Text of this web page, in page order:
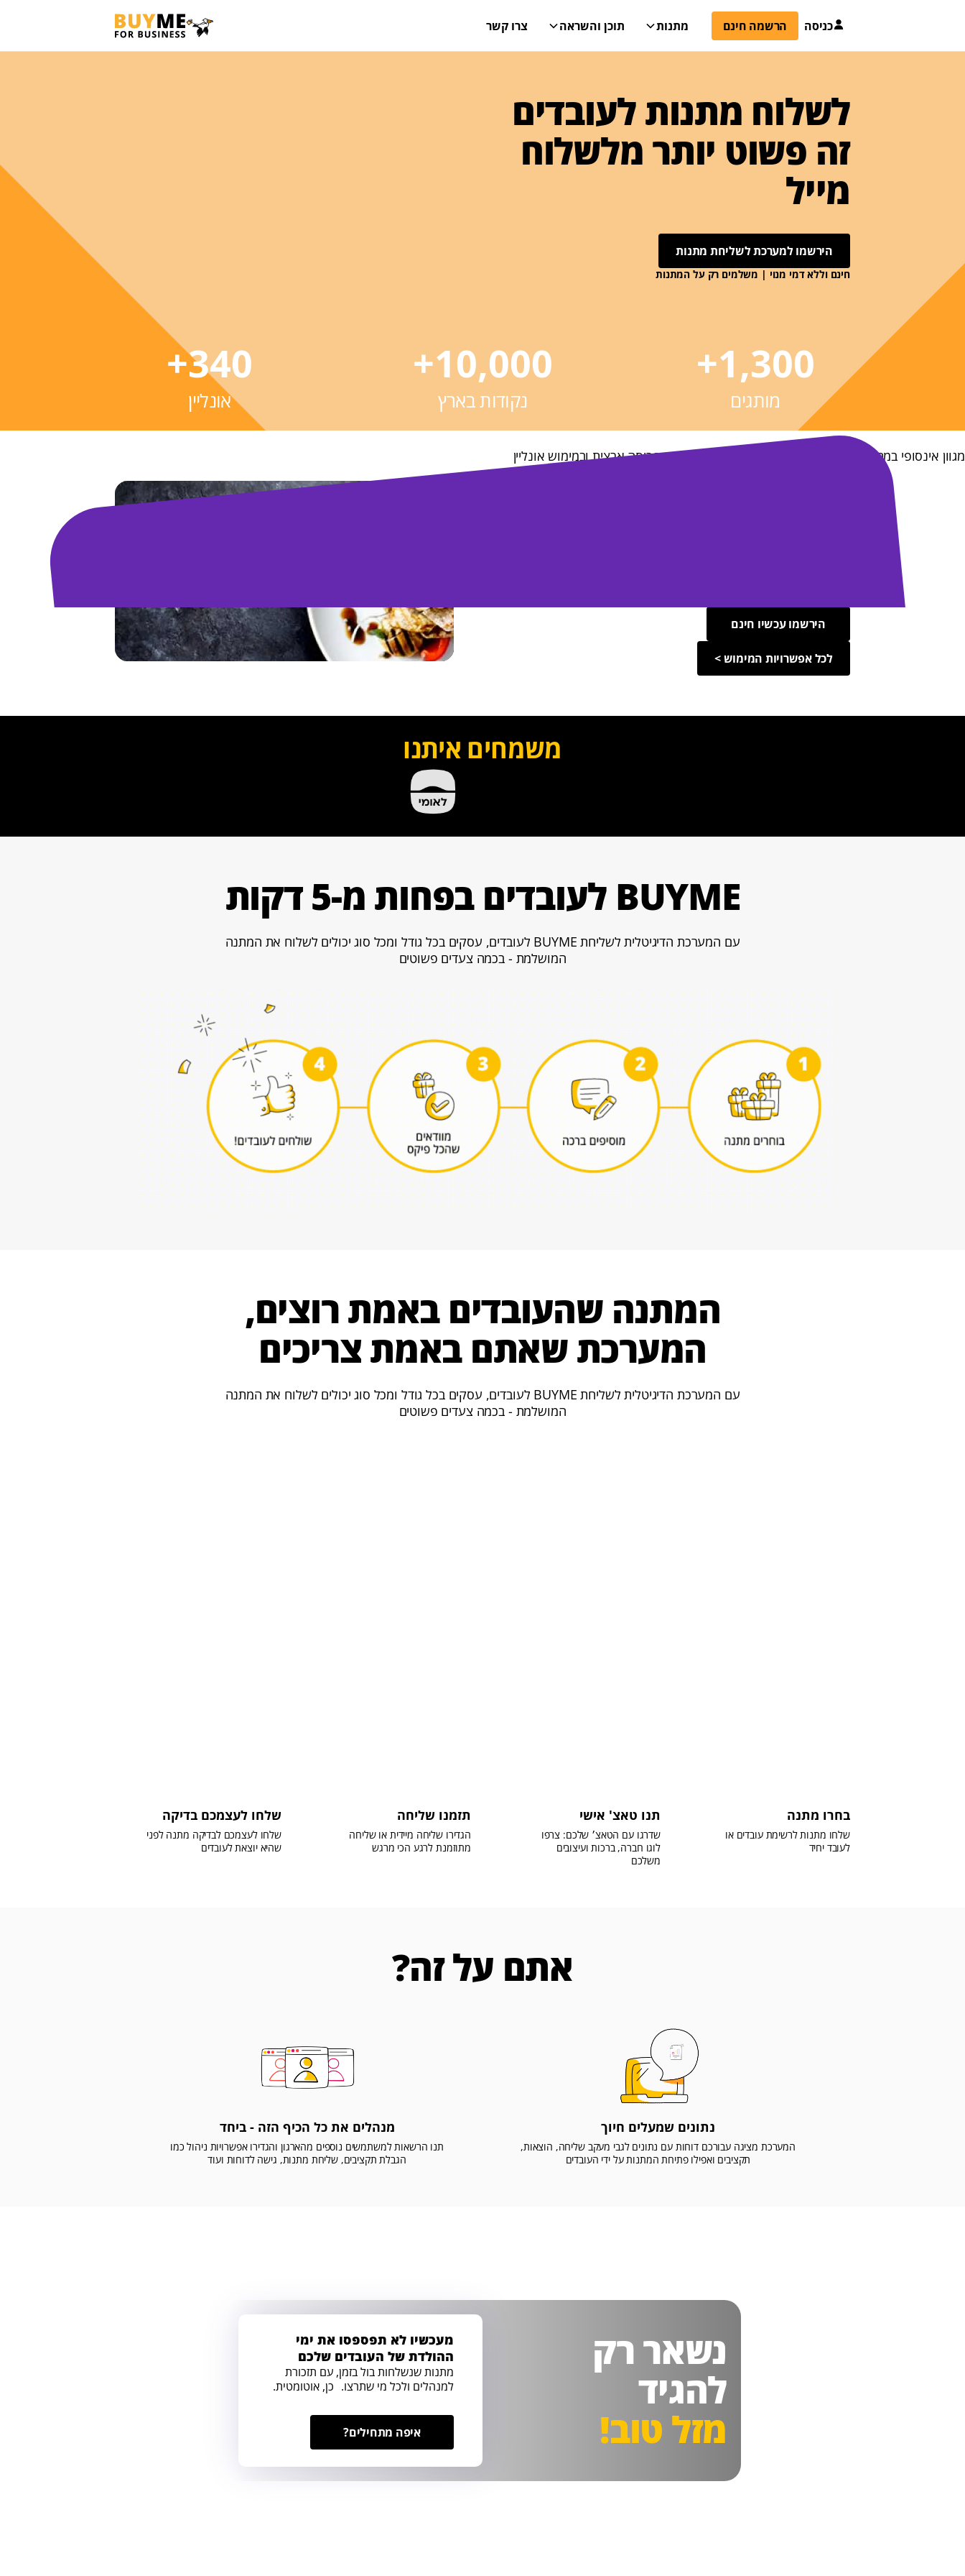
צרו קשר תוכן והשראה מתנות הרשמה חינם כניסה
לשלוח מתנות לעובדים
זה פשוט יותר מלשלוח
מייל
הירשמו למערכת לשליחת מתנות
חינם וללא דמי מנוי | משלמים רק על המתנות
1,300
+
מותגים
10,000
+
נקודות בארץ
340
+
אונליין
מגוון אינסופי במתנה אחת - חוויות, סדנאות, שופינג ותרבות בפריסה ארצית ובמימוש אונליין
הירשמו עכשיו חינם
לכל אפשרויות המימוש >
משמחים איתנו
BUYME לעובדים בפחות מ-5 דקות
עם המערכת הדיגיטלית לשליחת BUYME לעובדים, עסקים בכל גודל ומכל סוג יכולים לשלוח את המתנה
המושלמת - בכמה צעדים פשוטים
המתנה שהעובדים באמת רוצים,
המערכת שאתם באמת צריכים
עם המערכת הדיגיטלית לשליחת BUYME לעובדים, עסקים בכל גודל ומכל סוג יכולים לשלוח את המתנה
המושלמת - בכמה צעדים פשוטים
בחרו מתנה
שלחו מתנות לרשימת עובדים או
לעובד יחיד
תנו טאצ' אישי
שדרגו עם הטאצ׳ שלכם: צרפו
לוגו חברה, ברכות ועיצובים
משלכם
תזמנו שליחה
הגדירו שליחה מיידית או שליחה
מתוזמנת לרגע הכי מרגש
שלחו לעצמכם בדיקה
שלחו לעצמכם לבדיקה מתנה לפני
שהיא יוצאת לעובדים
אתם על זה?
נתונים שמעלים חיוך
המערכת מציגה עבורכם דוחות עם נתונים לגבי מעקב שליחה, הוצאות,
תקציבים ואפילו פתיחת המתנות על ידי העובדים
מנהלים את כל הכיף הזה - ביחד
תנו הרשאות למשתמשים נוספים מהארגון והגדירו אפשרויות ניהול כמו
הגבלת תקציבים, שליחת מתנות, גישה לדוחות ועוד
נשאר רק
להגיד
מזל טוב!
מעכשיו לא תפספסו את ימי
ההולדת של העובדים שלכם
מתנות שנשלחות בול בזמן, עם תזכורת
למנהלים ולכל מי שתרצו. כן, אוטומטית.
איפה מתחילים?